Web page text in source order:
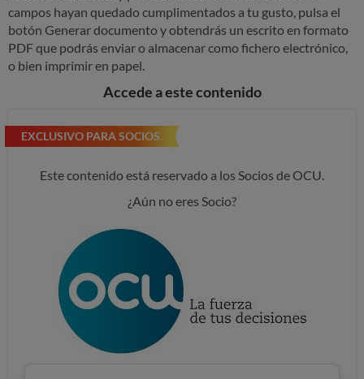
campos hayan quedado cumplimentados a tu gusto, pulsa el
botón Generar documento y obtendrás un escrito en formato
PDF que podrás enviar o almacenar como fichero electrónico,
o bien imprimir en papel.
Accede a este contenido
EXCLUSIVO PARA SOCIOS.
Este contenido está reservado a los Socios de OCU.
¿Aún no eres Socio?